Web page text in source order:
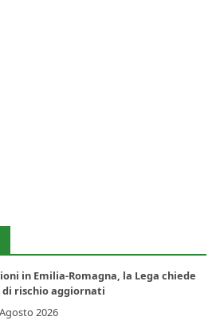
in Emilia-Romagna, la Lega chiede
di rischio aggiornati
2026